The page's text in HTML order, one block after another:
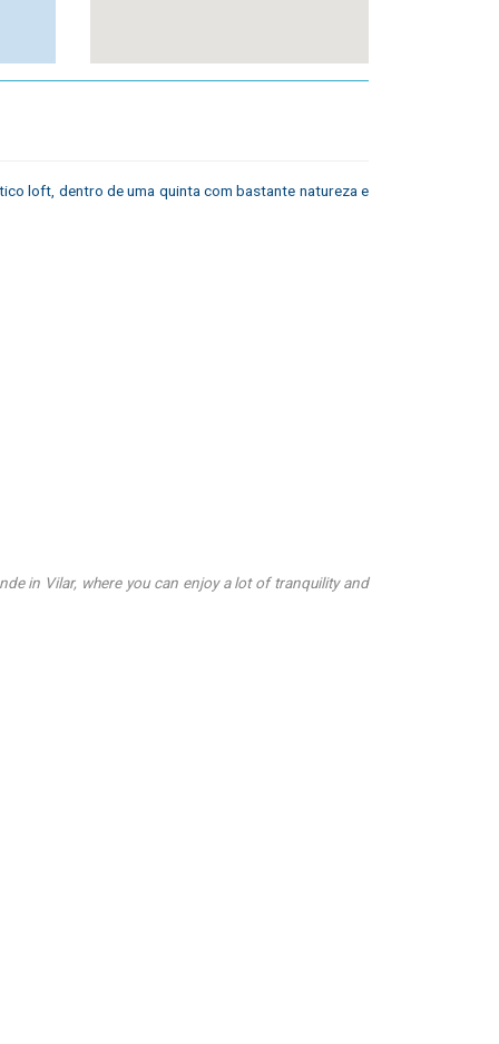
loft, dentro de uma quinta com bastante natureza e
in Vilar, where you can enjoy a lot of tranquility and